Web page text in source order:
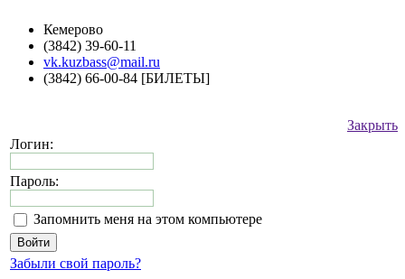
Кемерово
(3842) 39-60-11
vk.kuzbass@mail.ru
(3842) 66-00-84 [БИЛЕТЫ]
Закрыть
Логин:
Пароль:
Запомнить меня на этом компьютере
Забыли свой пароль?